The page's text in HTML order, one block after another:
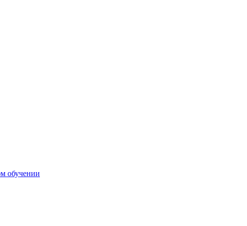
обучении